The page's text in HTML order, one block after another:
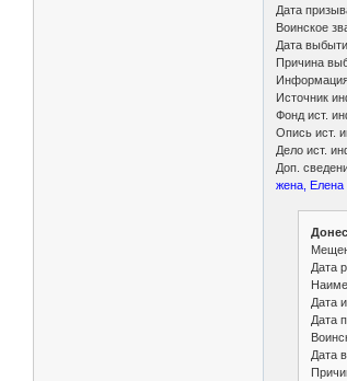
Дата
Воинское
Дата
Причина
Источник
Фонд ист.
Опись ист.
Дело ист.
Доп.
жена, Елена
Дата
Дата
Дата
Дата